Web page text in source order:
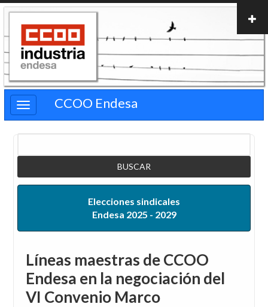
Pasar
contenido
principal
CCOO Endesa
Elecciones sindicales
Endesa 2025 - 2029
Líneas maestras de CCOO
Endesa en la negociación del
VI Convenio Marco